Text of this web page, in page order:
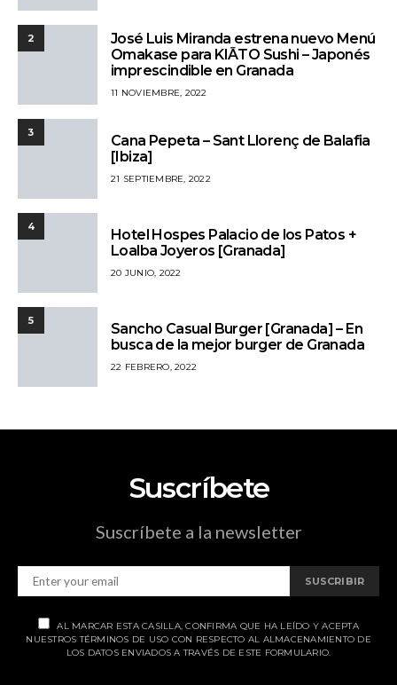
2
José Luis Miranda estrena nuevo Menú
Omakase para KIĀTO Sushi – Japonés
imprescindible en Granada
11 NOVIEMBRE, 2022
3
Cana Pepeta – Sant Llorenç de Balafia
[Ibiza]
21 SEPTIEMBRE, 2022
4
Hotel Hospes Palacio de los Patos +
Loalba Joyeros [Granada]
20 JUNIO, 2022
5
Sancho Casual Burger [Granada] – En
busca de la mejor burger de Granada
22 FEBRERO, 2022
Suscríbete
Suscríbete a la newsletter
SUSCRIBIR
AL MARCAR ESTA CASILLA, CONFIRMA QUE HA LEÍDO Y ACEPTA
NUESTROS TÉRMINOS DE USO CON RESPECTO AL ALMACENAMIENTO DE
LOS DATOS ENVIADOS A TRAVÉS DE ESTE FORMULARIO.